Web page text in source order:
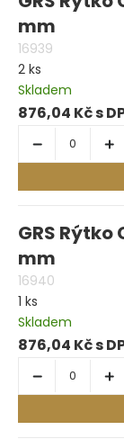
mm
16939
2 ks
Skladem
876,04 Kč
GRS
mm
16940
1 ks
Skladem
876,04 Kč